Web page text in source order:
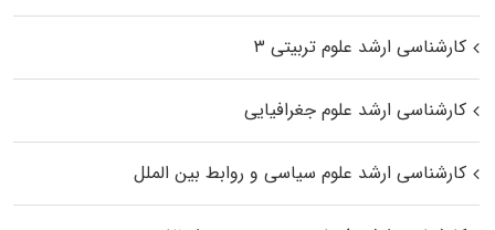
کارشناسی ارشد علوم تربیتی ۳
کارشناسی ارشد علوم جغرافیایی
کارشناسی ارشد علوم سیاسی و روابط بین الملل